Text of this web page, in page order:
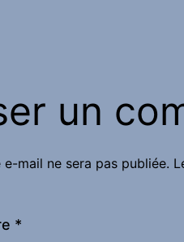
un
mail ne sera pas publiée.
*